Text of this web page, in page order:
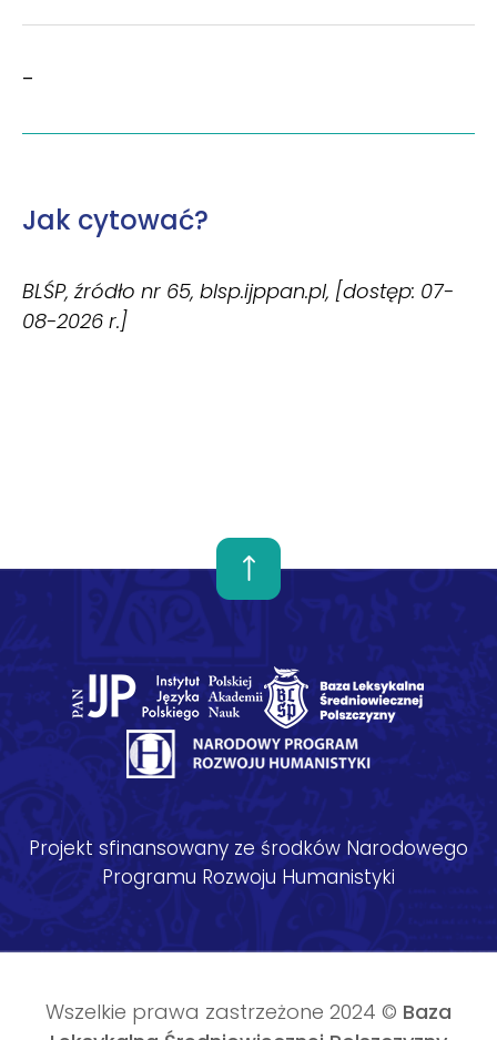
–
Jak cytować?
BLŚP, źródło nr 65, blsp.ijppan.pl, [dostęp: 07-
08-2026 r.]
Projekt sfinansowany ze środków Narodowego
Programu Rozwoju Humanistyki
Wszelkie prawa zastrzeżone 2024 © Baza